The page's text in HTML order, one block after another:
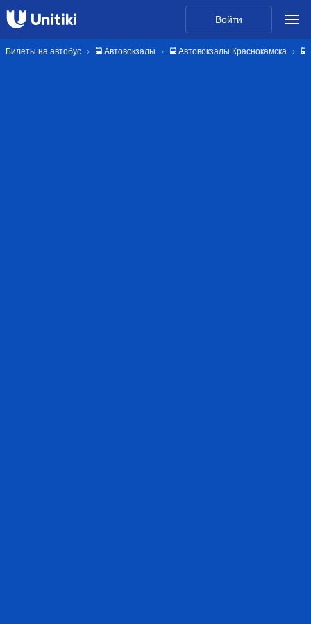
Войти
Билеты на автобус 🚍 Автовокзалы 🚍 Автовокзалы Краснокамска 🚍